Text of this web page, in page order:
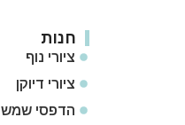
חנות
ציורי נוף
ציורי דיוקן
הדפסי שמש